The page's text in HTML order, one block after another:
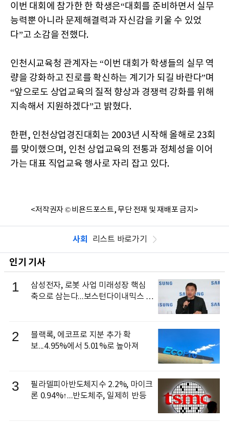
이번 대회에 참가한 한 학생은“대회를 준비하면서 실무
능력뿐 아니라 문제해결력과 자신감을 키울 수 있었
다”고 소감을 전했다.
인천시교육청 관계자는 “이번 대회가 학생들의 실무 역
량을 강화하고 진로를 확신하는 계기가 되길 바란다”며
“앞으로도 상업교육의 질적 향상과 경쟁력 강화를 위해
지속해서 지원하겠다”고 밝혔다.
한편, 인천상업경진대회는 2003년 시작해 올해로 23회
를 맞이했으며, 인천 상업교육의 전통과 정체성을 이어
가는 대표 직업교육 행사로 자리 잡고 있다.
<저작권자 © 비욘드포스트, 무단 전재 및 재배포 금지>
사회 리스트 바로가기
인기 기사
1
삼성전자, 로봇 사업 미래성장 핵심
축으로 삼는다...보스턴다이내믹스 출
2
블랙록, 에코프로 지분 추가 확
보...4.95%에서 5.01%로 높아져
3
필라델피아반도체지수 2.2%, 마이크
론 0.94%↑...반도체주, 일제히 반등